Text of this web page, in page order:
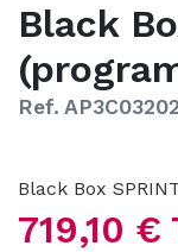
Black
Ref.
Black Box
719,10 €